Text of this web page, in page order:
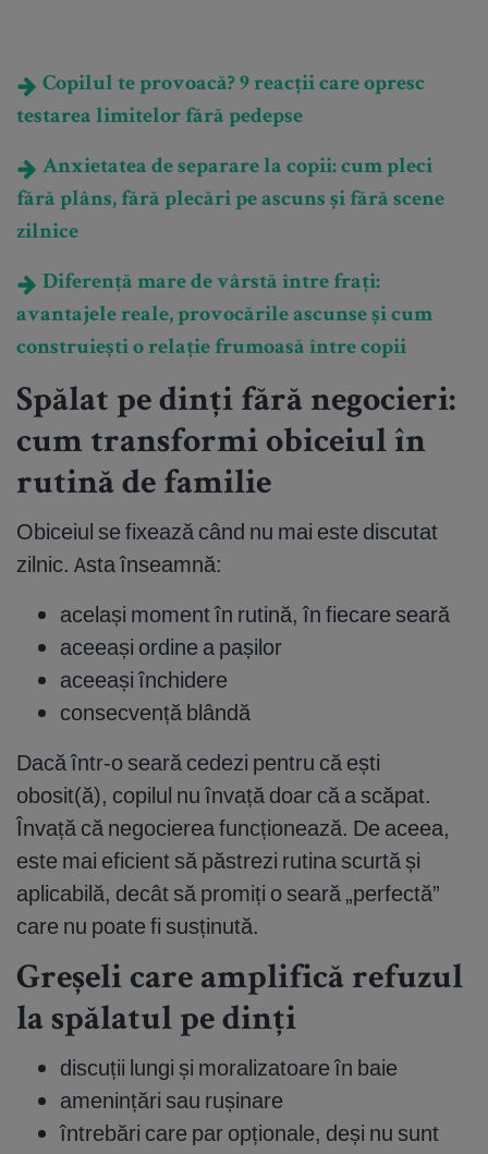
Copilul te provoacă? 9 reacții care opresc
testarea limitelor fără pedepse
Anxietatea de separare la copii: cum pleci
fără plâns, fără plecări pe ascuns și fără scene
zilnice
Diferență mare de vârstă între frați:
avantajele reale, provocările ascunse și cum
construiești o relație frumoasă între copii
Spălat pe dinți fără negocieri:
cum transformi obiceiul în
rutină de familie
Obiceiul se fixează când nu mai este discutat
zilnic. Asta înseamnă:
același moment în rutină, în fiecare seară
aceeași ordine a pașilor
aceeași închidere
consecvență blândă
Dacă într-o seară cedezi pentru că ești
obosit(ă), copilul nu învață doar că a scăpat.
Învață că negocierea funcționează. De aceea,
este mai eficient să păstrezi rutina scurtă și
aplicabilă, decât să promiți o seară „perfectă”
care nu poate fi susținută.
Greșeli care amplifică refuzul
la spălatul pe dinți
discuții lungi și moralizatoare în baie
amenințări sau rușinare
întrebări care par opționale, deși nu sunt